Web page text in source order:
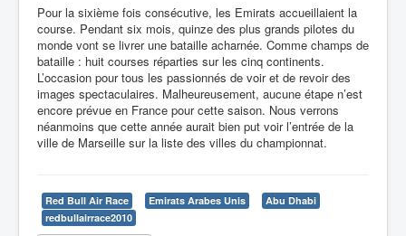
Pour la sixième fois consécutive, les Emirats accueillaient la
course. Pendant six mois, quinze des plus grands pilotes du
monde vont se livrer une bataille acharnée. Comme champs de
bataille : huit courses réparties sur les cinq continents.
L’occasion pour tous les passionnés de voir et de revoir des
images spectaculaires. Malheureusement, aucune étape n’est
encore prévue en France pour cette saison. Nous verrons
néanmoins que cette année aurait bien put voir l’entrée de la
ville de Marseille sur la liste des villes du championnat.
Red Bull Air Race Emirats Arabes Unis
Abu Dhabi
redbullairrace2010